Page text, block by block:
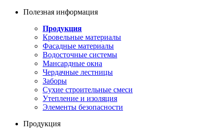
Полезная информация
Продукция
Кровельные материалы
Фасадные материалы
Водосточные системы
Мансардные окна
Чердачные лестницы
Заборы
Сухие строительные смеси
Утепление и изоляция
Элементы безопасности
Продукция